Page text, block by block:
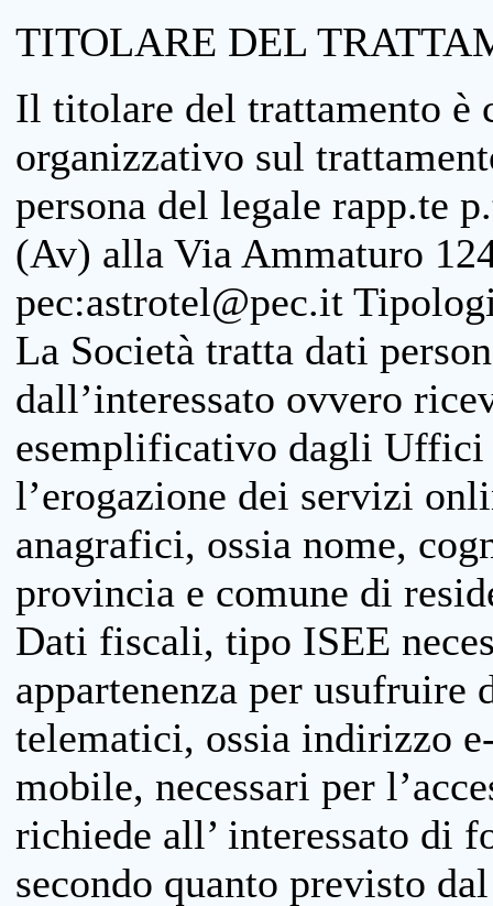
TITOLARE DEL
Il titolare del trattamento è
organizzativo sul
persona del legale rapp.te
(Av) alla Via Ammaturo
pec:astrotel@pec.it
La Società tratta dati
dall’interessato ovvero
esemplificativo dagli
l’erogazione dei servizi
anagrafici, ossia nome,
provincia e comune di
Dati fiscali, tipo ISEE
appartenenza per
telematici, ossia indirizzo
mobile, necessari per
richiede all’ interessato di
secondo quanto previsto